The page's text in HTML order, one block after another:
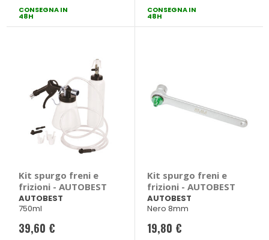
CONSEGNA IN
48H
CONSEGNA IN
48H
Kit spurgo freni e
frizioni - AUTOBEST
AUTOBEST
750ml
39,60 €
Kit spurgo freni e
frizioni - AUTOBEST
AUTOBEST
Nero 8mm
19,80 €